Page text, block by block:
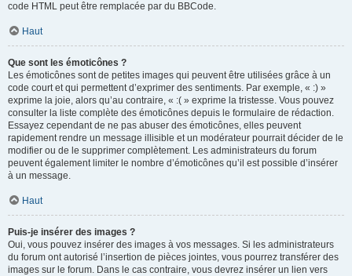
code HTML peut être remplacée par du BBCode.
Haut
Que sont les émoticônes ?
Les émoticônes sont de petites images qui peuvent être utilisées grâce à un
code court et qui permettent d’exprimer des sentiments. Par exemple, « :) »
exprime la joie, alors qu’au contraire, « :( » exprime la tristesse. Vous pouvez
consulter la liste complète des émoticônes depuis le formulaire de rédaction.
Essayez cependant de ne pas abuser des émoticônes, elles peuvent
rapidement rendre un message illisible et un modérateur pourrait décider de le
modifier ou de le supprimer complètement. Les administrateurs du forum
peuvent également limiter le nombre d’émoticônes qu’il est possible d’insérer
à un message.
Haut
Puis-je insérer des images ?
Oui, vous pouvez insérer des images à vos messages. Si les administrateurs
du forum ont autorisé l’insertion de pièces jointes, vous pourrez transférer des
images sur le forum. Dans le cas contraire, vous devrez insérer un lien vers